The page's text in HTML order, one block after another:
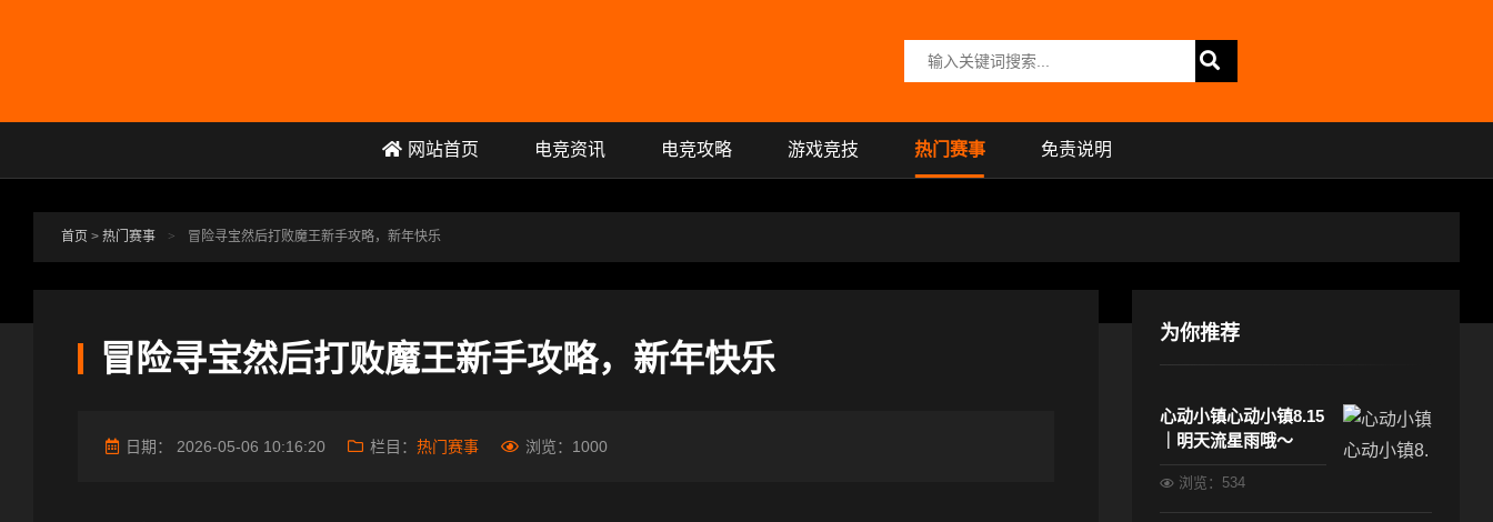
搜索关键词
网站首页 电竞资讯 电竞攻略 游戏竞技 热门赛事 免责说明
首页 > 热门赛事 > 冒险寻宝然后打败魔王新手攻略，新年快乐
冒险寻宝然后打败魔王新手攻略，新年快乐
日期： 2026-05-06 10:16:20 栏目： 热门赛事 浏览： 1000
为你推荐
心动小镇心动小镇8.15
｜明天流星雨哦～
浏览：534